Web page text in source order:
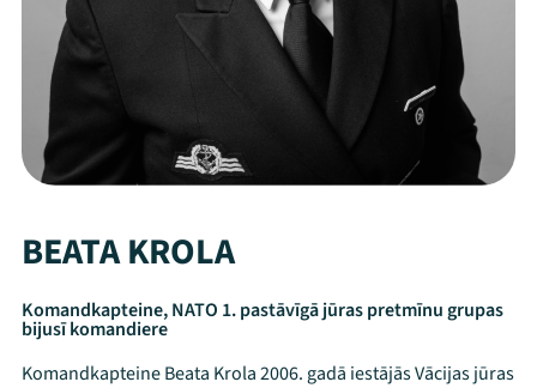
BEATA KROLA
Komandkapteine, NATO 1. pastāvīgā jūras pretmīnu grupas
bijusī komandiere
Komandkapteine Beata Krola 2006. gadā iestājās Vācijas jūras